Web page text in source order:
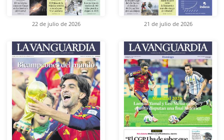
22 de julio de 2026 21 de julio de 2026